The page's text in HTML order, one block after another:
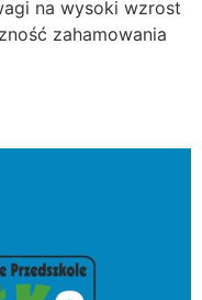
na wysoki wzrost
zahamowania